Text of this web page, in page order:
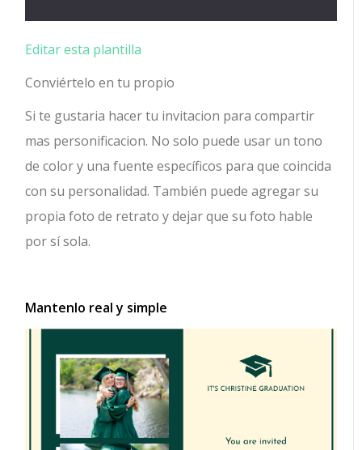
Editar esta plantilla
Conviértelo en tu propio
Si te gustaria hacer tu invitacion para compartir
mas personificacion. No solo puede usar un tono
de color y una fuente específicos para que coincida
con su personalidad. También puede agregar su
propia foto de retrato y dejar que su foto hable
por sí sola.
Mantenlo real y simple